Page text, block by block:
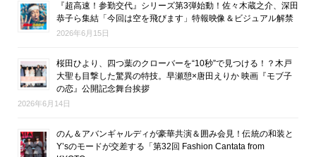
『超高速！参勤交代』シリーズ第3弾始動！佐々木蔵之介、深田
恭子ら集結「今回は空を飛びます」特報映像＆ビジュアル解禁
2026年6月15日
桜田ひより、四つ葉のクローバーを“10秒”で見つける！？木戸
大聖も目撃した驚異の特技。早瀬憩×唐田えりか 映画『モブ子
の恋』公開記念舞台挨拶
2026年6月14日
のん＆アバンギャルディが豪華共演＆囲み会見！伝統の和装と
Y’sのモードが交差する「第32回 Fashion Cantata from